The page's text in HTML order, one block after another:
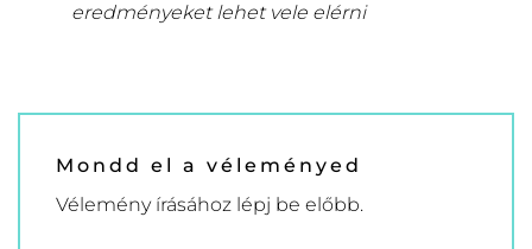
eredményeket lehet vele elérni
Mondd el a véleményed
Vélemény írásához lépj be előbb.